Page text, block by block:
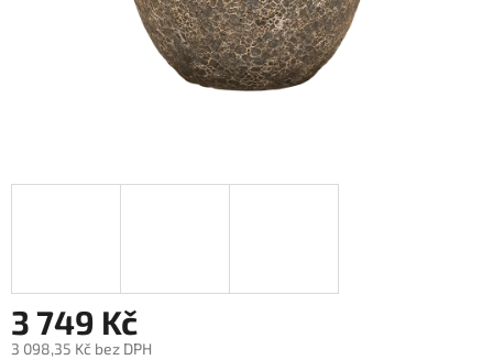
3 749 Kč
3 098,35 Kč bez DPH